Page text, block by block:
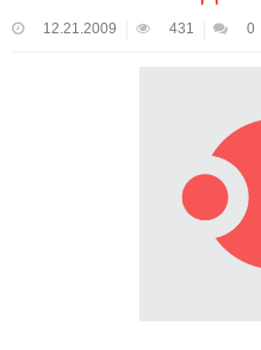
12.21.2009 431 0